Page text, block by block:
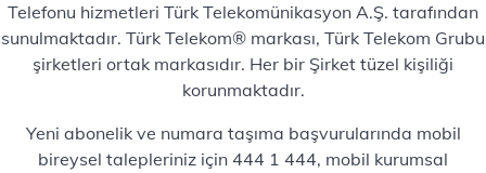
Telefonu hizmetleri Türk Telekomünikasyon A.Ş. tarafından
sunulmaktadır. Türk Telekom® markası, Türk Telekom Grubu
şirketleri ortak markasıdır. Her bir Şirket tüzel kişiliği
korunmaktadır.
Yeni abonelik ve numara taşıma başvurularında mobil
bireysel talepleriniz için 444 1 444, mobil kurumsal